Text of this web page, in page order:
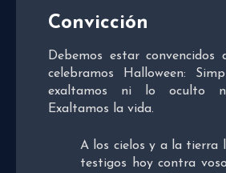
Convicción
Debemos estar
celebramos Halloween:
exaltamos ni lo oculto
Exaltamos la vida.
A los cielos y a la tierra
testigos hoy contra